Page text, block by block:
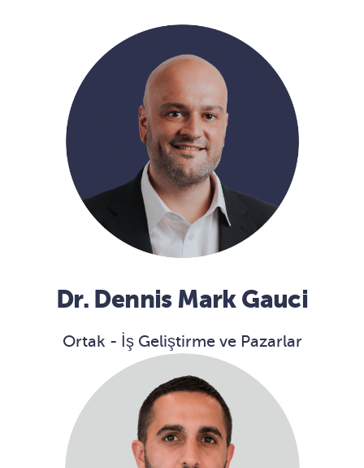
Dr. Dennis Mark Gauci
Ortak - İş Geliştirme ve Pazarlar